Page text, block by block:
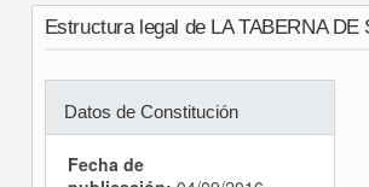
Estructura legal de LA TABERNA DE
Datos de Constitución
Fecha de